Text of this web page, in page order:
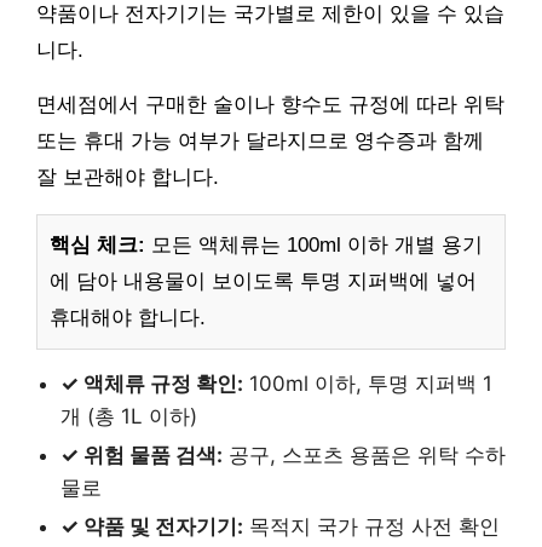
약품이나 전자기기는 국가별로 제한이 있을 수 있습
니다.
면세점에서 구매한 술이나 향수도 규정에 따라 위탁
또는 휴대 가능 여부가 달라지므로 영수증과 함께
잘 보관해야 합니다.
핵심 체크: 모든 액체류는 100ml 이하 개별 용기
에 담아 내용물이 보이도록 투명 지퍼백에 넣어
휴대해야 합니다.
✓ 액체류 규정 확인: 100ml 이하, 투명 지퍼백 1
개 (총 1L 이하)
✓ 위험 물품 검색: 공구, 스포츠 용품은 위탁 수하
물로
✓ 약품 및 전자기기: 목적지 국가 규정 사전 확인